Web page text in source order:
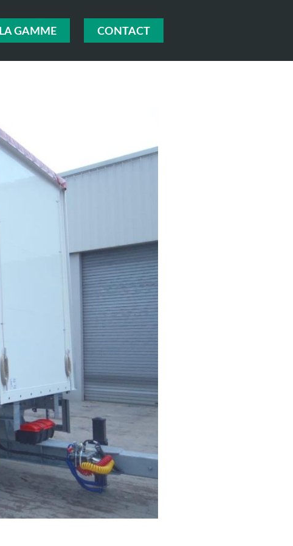
LA GAMME CONTACT